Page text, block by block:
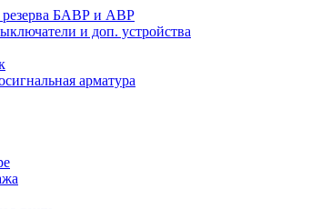
резерва БАВР и АВР
и доп. устройства
арматура